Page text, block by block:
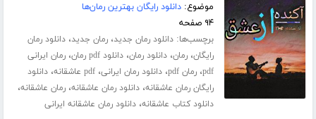
موضوع:دانلود رایگان بهترین رمان‌ها
۹۴ صفحه
برچسب‌ها:دانلود رمان جدید،رمان جدید،دانلود رمان
رایگان،رمان،دانلود رمان،دانلود pdf رمان ،رمان ایرانی
pdf،رمان pdf ،دانلود رمان ایرانی،pdf عاشقانه ،دانلود
رایگان رمان عاشقانه،دانلود رمان عاشقانه،رمان عاشقانه،
دانلود کتاب عاشقانه،دانلود رمان عاشقانه ایرانی